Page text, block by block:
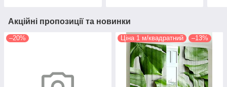
Акційні пропозиції та новинки
–20% Ціна 1 м/квадратний –13%